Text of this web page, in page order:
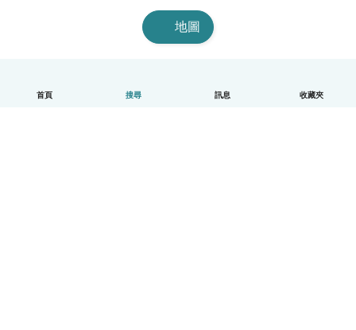
首頁 搜尋 訊息 收藏夾
地圖